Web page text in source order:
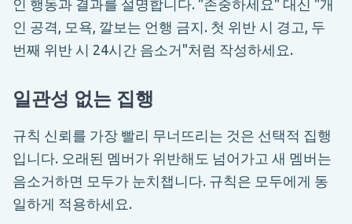
인 행동과 결과를 설명합니다. "존중하세요" 대신 "개
인 공격, 모욕, 깔보는 언행 금지. 첫 위반 시 경고, 두
번째 위반 시 24시간 음소거"처럼 작성하세요.
일관성 없는 집행
규칙 신뢰를 가장 빨리 무너뜨리는 것은 선택적 집행
입니다. 오래된 멤버가 위반해도 넘어가고 새 멤버는
음소거하면 모두가 눈치챕니다. 규칙은 모두에게 동
일하게 적용하세요.